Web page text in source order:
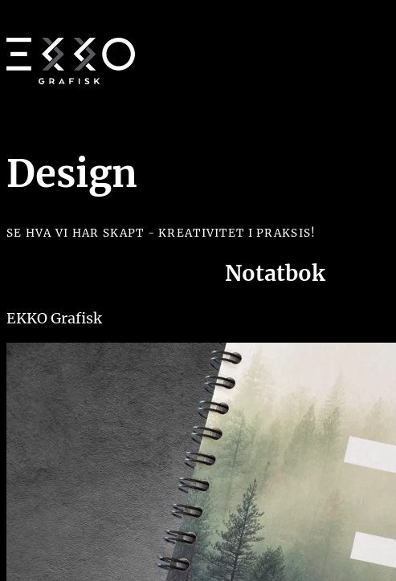
Design
SE HVA VI HAR SKAPT - KREATIVITET I PRAKSIS!
Notatbok
EKKO Grafisk